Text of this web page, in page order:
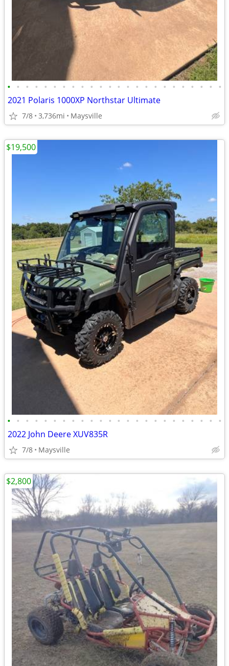
• • • • • • • • • • • • • • • • • • • • • • • •
2021 Polaris 1000XP Northstar Ultimate
7/8 3,736mi Maysville
• • • • • • • • • • • • • • • • • • • • • • • •
2022 John Deere XUV835R
7/8 Maysville
$19,500
$2,800